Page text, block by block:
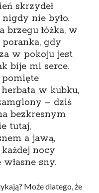
skrzydeł
nie było.
brzegu łóżka, w
gdy
w pokoju jest
bije mi serce.
w kubku,
– dziś
bezkresnym
tutaj,
a jawą,
nocy
sny.
Może dlatego, że